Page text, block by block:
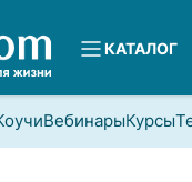
КАТАЛОГ
ВебинарыКурсы